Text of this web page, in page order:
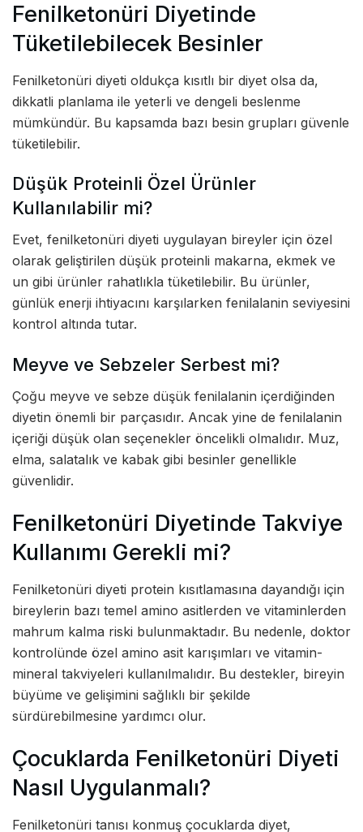
Fenilketonüri Diyetinde
Tüketilebilecek Besinler
Fenilketonüri diyeti oldukça kısıtlı bir diyet olsa da,
dikkatli planlama ile yeterli ve dengeli beslenme
mümkündür. Bu kapsamda bazı besin grupları güvenle
tüketilebilir.
Düşük Proteinli Özel Ürünler
Kullanılabilir mi?
Evet, fenilketonüri diyeti uygulayan bireyler için özel
olarak geliştirilen düşük proteinli makarna, ekmek ve
un gibi ürünler rahatlıkla tüketilebilir. Bu ürünler,
günlük enerji ihtiyacını karşılarken fenilalanin seviyesini
kontrol altında tutar.
Meyve ve Sebzeler Serbest mi?
Çoğu meyve ve sebze düşük fenilalanin içerdiğinden
diyetin önemli bir parçasıdır. Ancak yine de fenilalanin
içeriği düşük olan seçenekler öncelikli olmalıdır. Muz,
elma, salatalık ve kabak gibi besinler genellikle
güvenlidir.
Fenilketonüri Diyetinde Takviye
Kullanımı Gerekli mi?
Fenilketonüri diyeti protein kısıtlamasına dayandığı için
bireylerin bazı temel amino asitlerden ve vitaminlerden
mahrum kalma riski bulunmaktadır. Bu nedenle, doktor
kontrolünde özel amino asit karışımları ve vitamin-
mineral takviyeleri kullanılmalıdır. Bu destekler, bireyin
büyüme ve gelişimini sağlıklı bir şekilde
sürdürebilmesine yardımcı olur.
Çocuklarda Fenilketonüri Diyeti
Nasıl Uygulanmalı?
Fenilketonüri tanısı konmuş çocuklarda diyet,